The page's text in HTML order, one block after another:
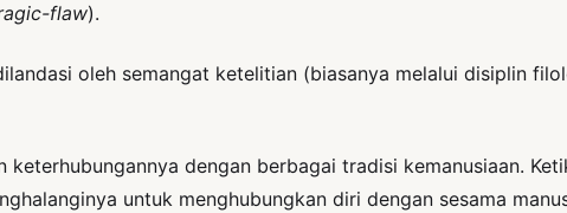
flaw).
oleh semangat ketelitian (biasanya melalui disiplin
dengan berbagai tradisi kemanusiaan.
untuk menghubungkan diri dengan sesama